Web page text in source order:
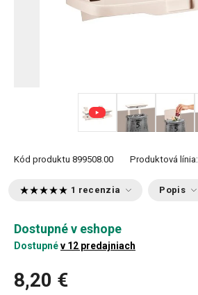
Kód produktu 899508.00 Produktová línia:
1 recenzia Popis
Dostupné v eshope
Dostupnév 12 predajniach
8,20 €